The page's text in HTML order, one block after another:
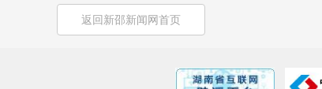
返回新邵新闻网首页